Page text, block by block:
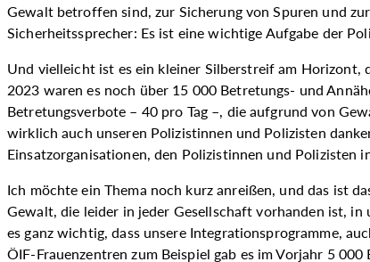
Gewalt betroffen sind, zur Sicherung von Spuren und
Sicherheitssprecher: Es ist eine wichtige Aufgabe der
Und vielleicht ist es ein kleiner Silberstreif am Horizont,
2023 waren es noch über 15 000 Betretungs- und
Betretungsverbote – 40 pro Tag –, die aufgrund von
wirklich auch unseren Polizistinnen und Polizisten
Einsatzorganisationen, den Polizistinnen und Polizisten
Ich möchte ein Thema noch kurz anreißen, und das ist
Gewalt, die leider in jeder Gesellschaft vorhanden ist,
es ganz wichtig, dass unsere Integrationsprogramme,
ÖIF-Frauenzentren zum Beispiel gab es im Vorjahr 5